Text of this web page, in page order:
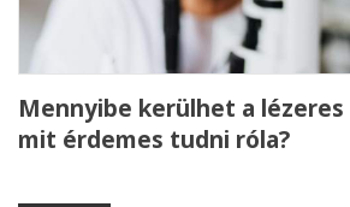
Mennyibe kerülhet a
mit érdemes tudni róla?